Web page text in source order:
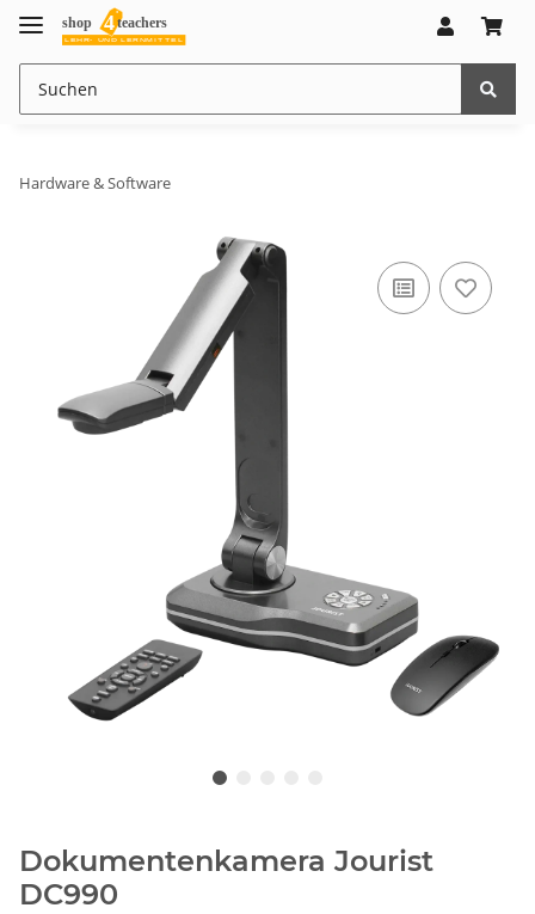
Hardware & Software
Dokumentenkamera Jourist
DC990